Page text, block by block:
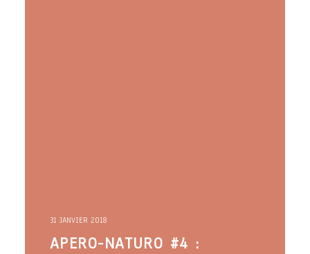
31 JANVIER 2018
APERO-NATURO #4 :